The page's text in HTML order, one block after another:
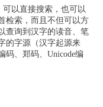
可以直接搜索，也可以
检索，而且不但可以方
查询到汉字的读音、笔
的字源（汉字起源来
码、郑码、Unicode编